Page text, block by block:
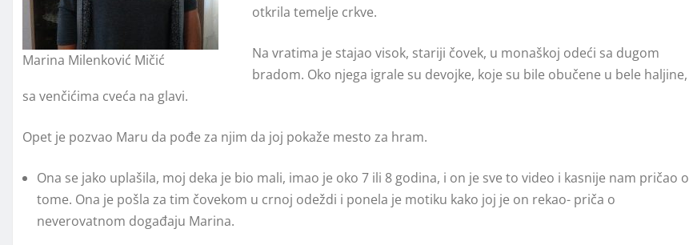
Marina Milenković Mičić
otkrila temelje crkve.
Na vratima je stajao visok, stariji čovek, u monaškoj odeći sa dugom
bradom. Oko njega igrale su devojke, koje su bile obučene u bele haljine,
sa venčićima cveća na glavi.
Opet je pozvao Maru da pođe za njim da joj pokaže mesto za hram.
Ona se jako uplašila, moj deka je bio mali, imao je oko 7 ili 8 godina, i on je sve to video i kasnije nam pričao o
tome. Ona je pošla za tim čovekom u crnoj odeždi i ponela je motiku kako joj je on rekao- priča o
neverovatnom događaju Marina.